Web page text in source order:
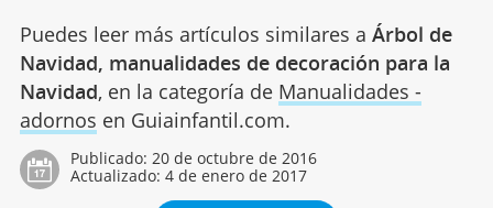
Puedes leer más artículos similares a Árbol de
Navidad, manualidades de decoración para la
Navidad, en la categoría de Manualidades -
adornos en Guiainfantil.com.
Publicado: 20 de octubre de 2016
Actualizado: 4 de enero de 2017